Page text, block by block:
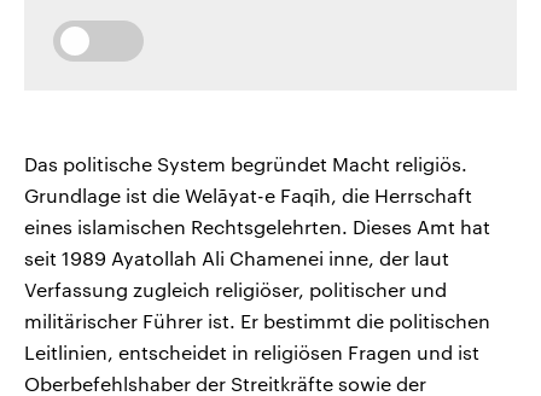
Das politische System begründet Macht religiös.
Grundlage ist die Welāyat-e Faqīh, die Herrschaft
eines islamischen Rechtsgelehrten. Dieses Amt hat
seit 1989 Ayatollah Ali Chamenei inne, der laut
Verfassung zugleich religiöser, politischer und
militärischer Führer ist. Er bestimmt die politischen
Leitlinien, entscheidet in religiösen Fragen und ist
Oberbefehlshaber der Streitkräfte sowie der